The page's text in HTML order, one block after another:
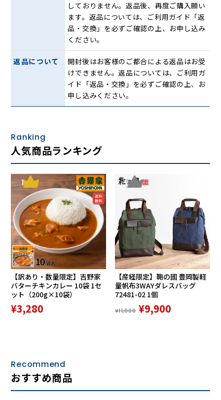
縫い目をフラットに
フラットシーマ・ミシンを採用し、縫い目部分の凹凸を軽
減。肌当たりが柔らかく、しかも丈夫に仕上げています。洗
濯ネームやブランドネームをパンツの内側から排除し、不快
なチクチク感もありません。
しておりません。返品後、再度ご購入願い
ます。返品については、ご利用ガイド「返
品・交換」を必ずご確認の上、お申し込み
ください。
返品について
開封後はお客様のご都合による返品はお受
けできません。返品については、ご利用ガ
イド「返品・交換」を必ずご確認の上、お
申し込みください。
Ranking
人気商品ランキング
1
【訳あり・数量限定】吉野家
バターチキンカレー 10袋 1セ
ット（200g×10袋）
¥3,280
2
【産経限定】鞄の國 豊岡製軽
量帆布3WAYダレスバッグ
72481-02 1個
¥11,000 ¥9,900
Recommend
おすすめ商品